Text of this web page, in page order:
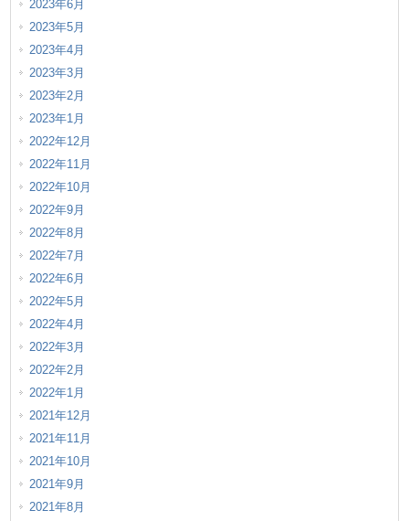
2023年6月
2023年5月
2023年4月
2023年3月
2023年2月
2023年1月
2022年12月
2022年11月
2022年10月
2022年9月
2022年8月
2022年7月
2022年6月
2022年5月
2022年4月
2022年3月
2022年2月
2022年1月
2021年12月
2021年11月
2021年10月
2021年9月
2021年8月